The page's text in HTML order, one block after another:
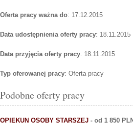
Oferta pracy ważna do: 17.12.2015
Data udostępnienia oferty pracy: 18.11.2015
Data przyjęcia oferty pracy: 18.11.2015
Typ oferowanej pracy: Oferta pracy
Podobne oferty pracy
OPIEKUN OSOBY STARSZEJ - od 1 850 PLN